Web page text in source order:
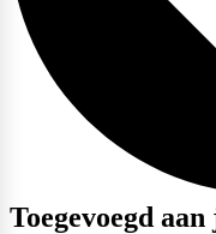
Toegevoegd